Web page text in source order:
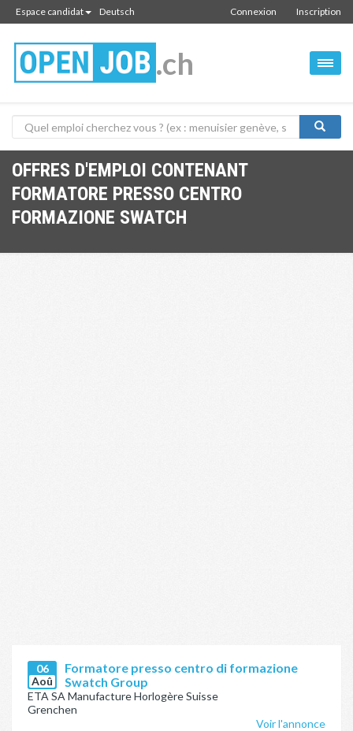
Espace candidat Deutsch Inscription
Connexion
.ch
OFFRES D'EMPLOI CONTENANT
FORMATORE PRESSO CENTRO
FORMAZIONE SWATCH
06
Aoû
Formatore presso centro di formazione
Swatch Group
ETA SA Manufacture Horlogère Suisse
Grenchen
Voir l'annonce